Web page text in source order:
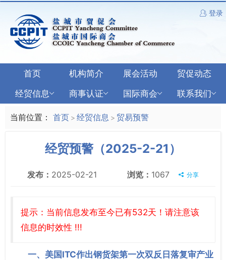
登录
首页 机构简介 展会活动
贸促动态
经贸信息
商事认证 国际商会 联系我们
当前位置： 首页 > 经贸信息 > 贸易预警
经贸预警（2025-2-21）
发布： 2025-02-21 浏览： 1067 分享
提示：当前信息发布至今已有532天！请注意该
信息的时效性 !!!
一、美国ITC作出钢货架第一次双反日落复审产业